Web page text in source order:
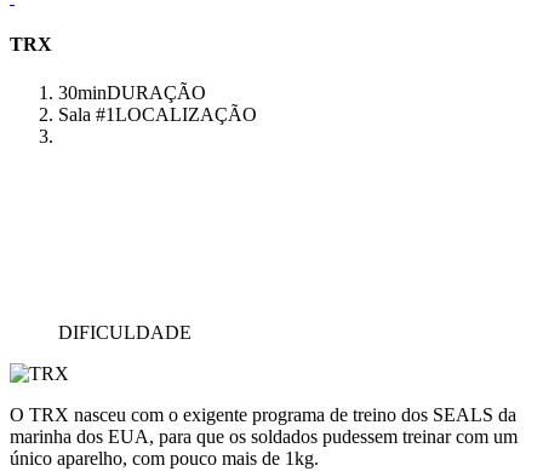
TRX
30minDURAÇÃO
Sala #1LOCALIZAÇÃO
DIFICULDADE
O TRX nasceu com o exigente programa de treino dos SEALS da
marinha dos EUA, para que os soldados pudessem treinar com um
único aparelho, com pouco mais de 1kg.